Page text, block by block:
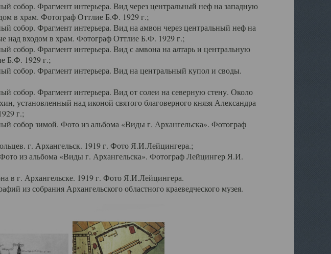
собор. Фрагмент интерьера. Вид через центральный неф на западную
в храм. Фотограф Оттлие Б.Ф. 1929 г.;
собор. Фрагмент интерьера. Вид на амвон через центральный неф на
над входом в храм. Фотограф Оттлие Б.Ф. 1929 г.;
собор. Фрагмент интерьера. Вид с амвона на алтарь и центральную
Б.Ф. 1929 г.;
собор. Фрагмент интерьера. Вид на центральный купол и своды.
собор. Фрагмент интерьера. Вид от солеи на северную стену. Около
установленный над иконой святого благоверного князя Александра
г.;
собор зимой. Фото из альбома «Виды г. Архангельска». Фотограф
г. Архангельск. 1919 г. Фото Я.И.Лейцингера.;
из альбома «Виды г. Архангельска». Фотограф Лейцингер Я.И.
в г. Архангельске. 1919 г. Фото Я.И.Лейцингера.
из собрания Архангельского областного краеведческого музея.